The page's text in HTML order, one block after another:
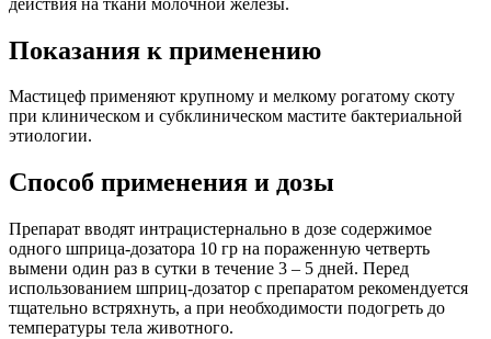
Показания к применению
Мастицеф применяют крупному и мелкому рогатому скоту
при клиническом и субклиническом мастите бактериальной
этиологии.
Способ применения и дозы
Препарат вводят интрацистернально в дозе содержимое
одного шприца-дозатора 10 гр на пораженную четверть
вымени один раз в сутки в течение 3 – 5 дней. Перед
использованием шприц-дозатор с препаратом рекомендуется
тщательно встряхнуть, а при необходимости подогреть до
температуры тела животного.